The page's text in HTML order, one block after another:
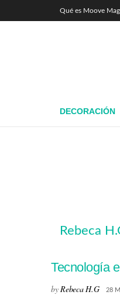
Qué es Moove
DECORACIÓN
Rebeca
Tecnología
by Rebeca H.G 28